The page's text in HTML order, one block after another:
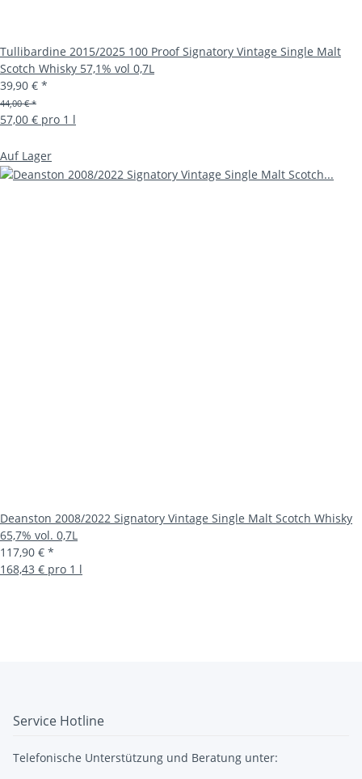
Tullibardine 2015/2025 100 Proof Signatory Vintage Single Malt
Scotch Whisky 57,1% vol 0,7L
39,90 € *
44,00 € *
57,00 € pro 1 l
Auf Lager
Deanston 2008/2022 Signatory Vintage Single Malt Scotch Whisky
65,7% vol. 0,7L
117,90 € *
168,43 € pro 1 l
Service Hotline
Telefonische Unterstützung und Beratung unter: